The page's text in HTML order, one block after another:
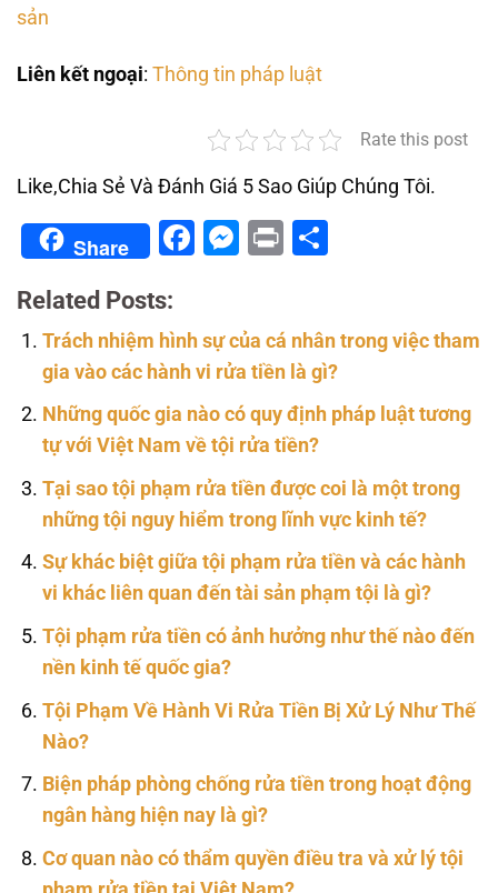
sản
Liên kết ngoại: Thông tin pháp luật
Rate this post
Like,Chia Sẻ Và Đánh Giá 5 Sao Giúp Chúng Tôi.
Share Facebook
Messenger
Print
Related Posts:
Trách nhiệm hình sự của cá nhân trong việc tham
gia vào các hành vi rửa tiền là gì?
Những quốc gia nào có quy định pháp luật tương
tự với Việt Nam về tội rửa tiền?
Tại sao tội phạm rửa tiền được coi là một trong
những tội nguy hiểm trong lĩnh vực kinh tế?
Sự khác biệt giữa tội phạm rửa tiền và các hành
vi khác liên quan đến tài sản phạm tội là gì?
Tội phạm rửa tiền có ảnh hưởng như thế nào đến
nền kinh tế quốc gia?
Tội Phạm Về Hành Vi Rửa Tiền Bị Xử Lý Như Thế
Nào?
Biện pháp phòng chống rửa tiền trong hoạt động
ngân hàng hiện nay là gì?
Cơ quan nào có thẩm quyền điều tra và xử lý tội